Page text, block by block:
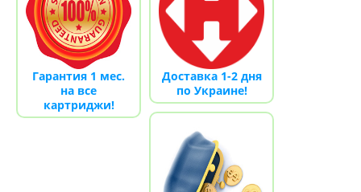
Гарантия 1 мес.
на все
картриджи!
Доставка 1-2 дня
по Украине!